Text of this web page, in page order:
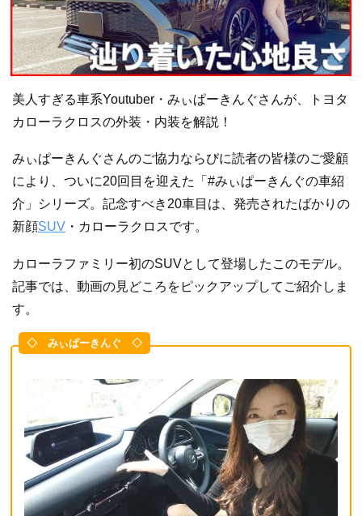
美人すぎる車系Youtuber・みぃぱーきんぐさんが、トヨタ
カローラクロスの外装・内装を解説！
みぃぱーきんぐさんのご協力ならびに読者の皆様のご愛顧
により、ついに20回目を迎えた「#みぃぱーきんぐの車紹
介」シリーズ。記念すべき20車目は、発売されたばかりの
新顔SUV ・カローラクロスです。
カローラファミリー初のSUVとして登場したこのモデル。
記事では、動画の見どころをピックアップしてご紹介しま
す。
◇ みぃぱーきんぐ ◇